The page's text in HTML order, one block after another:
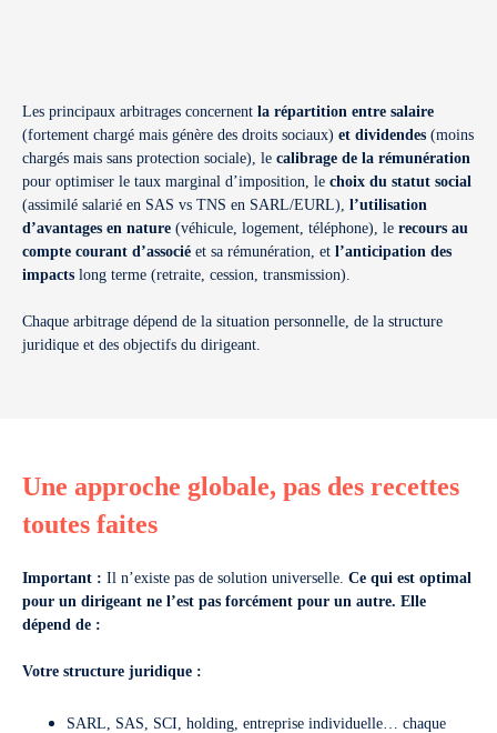
Les principaux arbitrages concernent la répartition entre salaire
(fortement chargé mais génère des droits sociaux) et dividendes (moins
chargés mais sans protection sociale), le calibrage de la rémunération
pour optimiser le taux marginal d’imposition, le choix du statut social
(assimilé salarié en SAS vs TNS en SARL/EURL), l’utilisation
d’avantages en nature (véhicule, logement, téléphone), le recours au
compte courant d’associé et sa rémunération, et l’anticipation des
impacts long terme (retraite, cession, transmission).
Chaque arbitrage dépend de la situation personnelle, de la structure
juridique et des objectifs du dirigeant.
Une approche globale, pas des recettes
toutes faites
Important : Il n’existe pas de solution universelle. Ce qui est optimal
pour un dirigeant ne l’est pas forcément pour un autre. Elle
dépend de :
Votre structure juridique :
SARL, SAS, SCI, holding, entreprise individuelle… chaque